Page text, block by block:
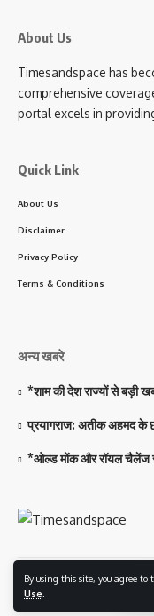
By using this site, you agree to
Use
About Us
Timesandspace has
comprehensive
portal excels in
Quick Link
About Us
Disclaimer
Privacy Policy
Terms & Conditions
अन्य खबरे
*शाम की देश राज्यों से बड़ी
प्रयागराज: अतीक अहमद के
*ओल्ड मोंक और रॉयल चैलेंज
© 2023 Timesandspace.